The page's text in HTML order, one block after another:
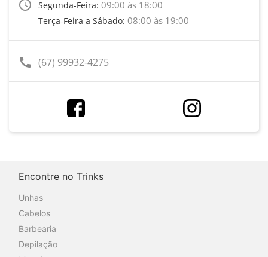
access_time Segunda-Feira: 09:00 às 18:00
Terça-Feira a Sábado: 08:00 às 19:00
call (67) 99932-4275
Encontre no Trinks
Unhas
Cabelos
Barbearia
Depilação